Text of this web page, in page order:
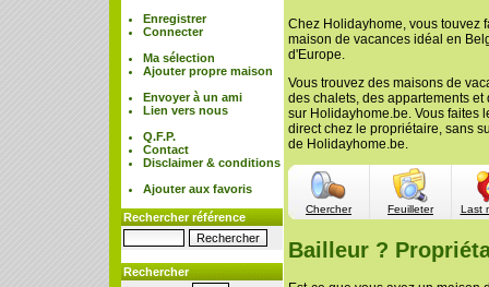
Enregistrer
Connecter
Ma sélection
Ajouter propre maison
Envoyer à un ami
Lien vers nous
Q.F.P.
Contact
Disclaimer & conditions
Ajouter aux favoris
Rechercher référence
Rechercher
Chez Holidayhome, vous touvez
maison de vacances idéal en
d'Europe.
Vous trouvez des maisons de
des chalets, des appartements et
sur Holidayhome.be. Vous faites
direct chez le propriétaire, sans
de Holidayhome.be.
Chercher Feuilleter Last
Bailleur ?